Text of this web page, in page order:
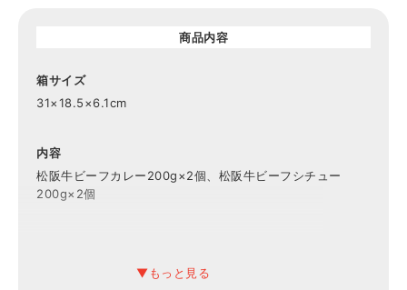
商品内容
箱サイズ
31×18.5×6.1cm
内容
松阪牛ビーフカレー200g×2個、松阪牛ビーフシチュー
200g×2個
製造日より365日間